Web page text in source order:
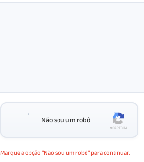
Não sou um robô
Marque a opção "Não sou um robô" para continuar.